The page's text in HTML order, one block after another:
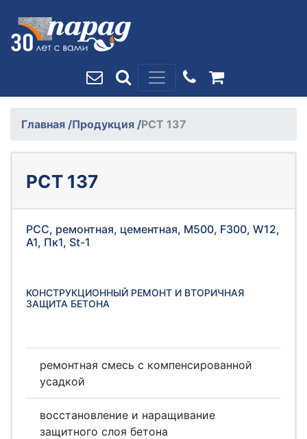
Продукция /
Главная / РСТ 137
РСТ 137
РСС, ремонтная, цементная, М500, F300, W12,
A1, Пк1, St-1
КОНСТРУКЦИОННЫЙ РЕМОНТ И ВТОРИЧНАЯ
ЗАЩИТА БЕТОНА
ремонтная смесь с компенсированной
усадкой
восстановление и наращивание
защитного слоя бетона